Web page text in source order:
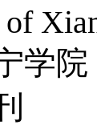
学院